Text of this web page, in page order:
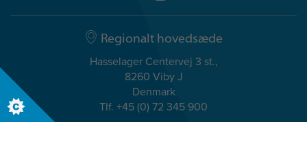
Regionalt hovedsæde
Hasselager Centervej 3 st.,
8260 Viby J
Denmark
Tlf. +45 (0) 72 345 900